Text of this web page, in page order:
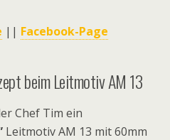
|| Facebook-Page
beim Leitmotiv AM 13
Chef Tim ein
Leitmotiv AM 13 mit 60mm